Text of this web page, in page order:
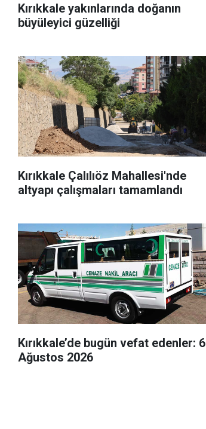
Kırıkkale yakınlarında doğanın
büyüleyici güzelliği
Kırıkkale Çalılıöz Mahallesi'nde
altyapı çalışmaları tamamlandı
Kırıkkale’de bugün vefat edenler: 6
Ağustos 2026